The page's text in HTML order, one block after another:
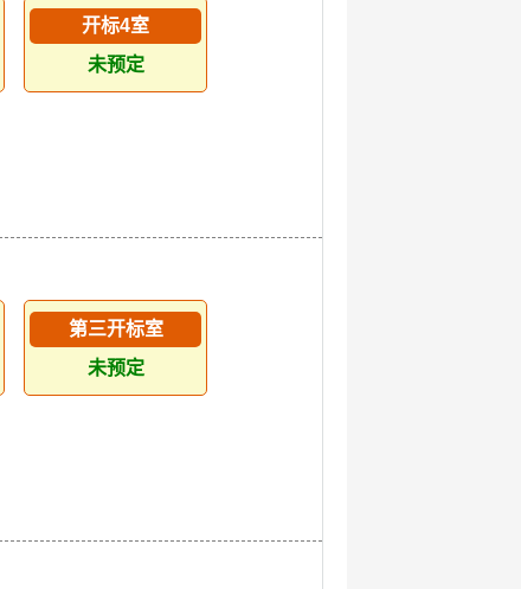
开标4室
未预定
第三开标室
未预定